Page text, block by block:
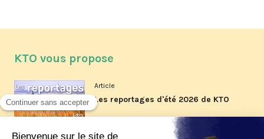
KTO vous propose
Article
Les reportages d'été 2026 de KTO